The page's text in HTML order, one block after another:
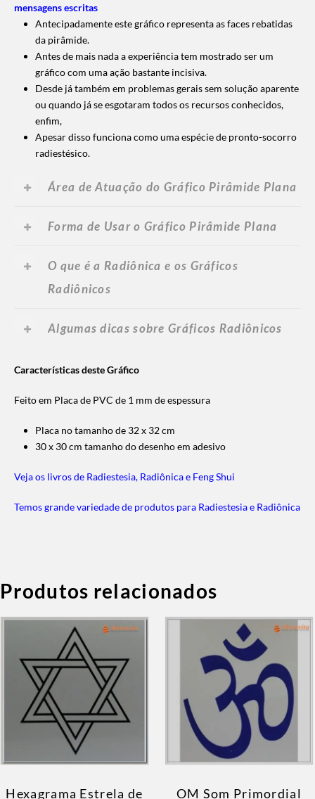
mensagens escritas
Antecipadamente este gráfico representa as faces rebatidas
da pirâmide.
Antes de mais nada a experiência tem mostrado ser um
gráfico com uma ação bastante incisiva.
Desde já também em problemas gerais sem solução aparente
ou quando já se esgotaram todos os recursos conhecidos,
enfim,
Apesar disso funciona como uma espécie de pronto-socorro
radiestésico.
Área de Atuação do Gráfico Pirâmide Plana
Forma de Usar o Gráfico Pirâmide Plana
O que é a Radiônica e os Gráficos
Radiônicos
Algumas dicas sobre Gráficos Radiônicos
Características deste Gráfico
Feito em Placa de PVC de 1 mm de espessura
Placa no tamanho de 32 x 32 cm
30 x 30 cm tamanho do desenho em adesivo
Veja os livros de Radiestesia, Radiônica e Feng Shui
Temos grande variedade de produtos para Radiestesia e Radiônica
Produtos relacionados
Hexagrama Estrela de OM Som Primordial